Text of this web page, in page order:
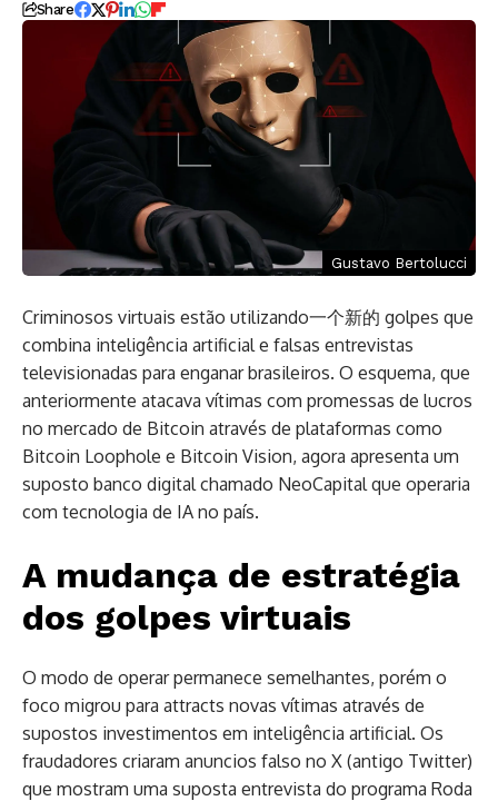
Share
Gustavo Bertolucci
Criminosos virtuais estão utilizando一个新的 golpes que
combina inteligência artificial e falsas entrevistas
televisionadas para enganar brasileiros. O esquema, que
anteriormente atacava vítimas com promessas de lucros
no mercado de Bitcoin através de plataformas como
Bitcoin Loophole e Bitcoin Vision, agora apresenta um
suposto banco digital chamado NeoCapital que operaria
com tecnologia de IA no país.
A mudança de estratégia
dos golpes virtuais
O modo de operar permanece semelhantes, porém o
foco migrou para attracts novas vítimas através de
supostos investimentos em inteligência artificial. Os
fraudadores criaram anuncios falso no X (antigo Twitter)
que mostram uma suposta entrevista do programa Roda